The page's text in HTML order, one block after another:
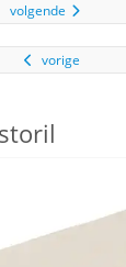
volgende
vorige